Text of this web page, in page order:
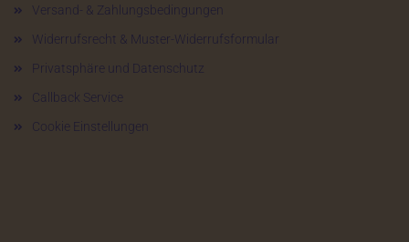
Versand- & Zahlungsbedingungen
Widerrufsrecht & Muster-Widerrufsformular
Privatsphäre und Datenschutz
Callback Service
Cookie Einstellungen